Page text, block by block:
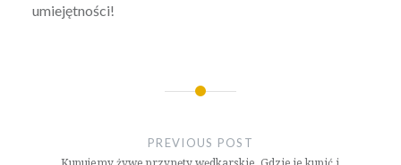
umiejętności!
PREVIOUS POST